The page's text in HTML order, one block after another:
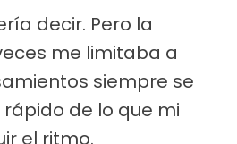
decir. Pero la
me limitaba a
siempre se
de lo que mi
el ritmo.